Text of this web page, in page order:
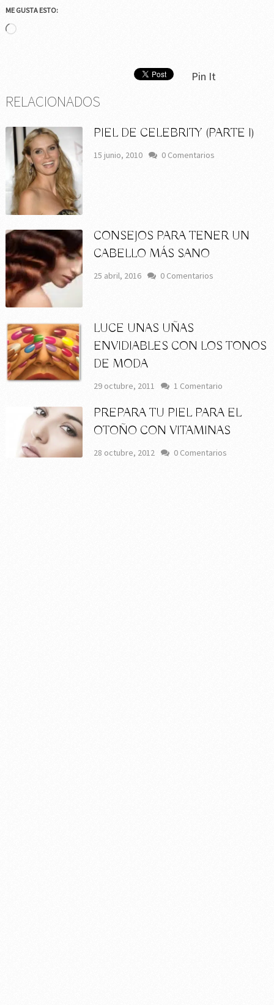
ME GUSTA ESTO:
Cargando...
Pin It
RELACIONADOS
PIEL DE CELEBRITY (PARTE I)
15 junio, 2010 0 Comentarios
CONSEJOS PARA TENER UN
CABELLO MÁS SANO
25 abril, 2016 0 Comentarios
LUCE UNAS UÑAS
ENVIDIABLES CON LOS TONOS
DE MODA
29 octubre, 2011 1 Comentario
PREPARA TU PIEL PARA EL
OTOÑO CON VITAMINAS
28 octubre, 2012 0 Comentarios